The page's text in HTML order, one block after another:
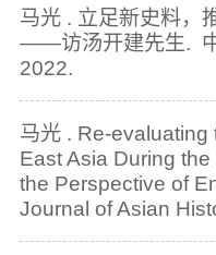
马光 . 立足新史料，
——访汤开建先生.
2022.
马光 . Re-
East Asia During
the Perspective of
Journal of Asian